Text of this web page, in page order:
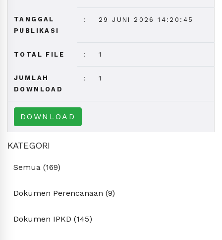
TANGGAL
PUBLIKASI
: 29 JUNI 2026 14:20:45
TOTAL FILE : 1
JUMLAH
DOWNLOAD
: 1
DOWNLOAD
KATEGORI
Semua (169)
Dokumen Perencanaan (9)
Dokumen IPKD (145)